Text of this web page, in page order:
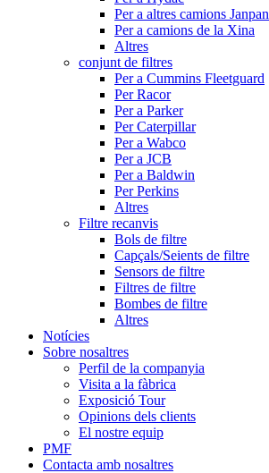
Per a altres camions Janpan
Per a camions de la Xina
Altres
conjunt de filtres
Per a Cummins Fleetguard
Per Racor
Per a Parker
Per Caterpillar
Per a Wabco
Per a JCB
Per a Baldwin
Per Perkins
Altres
Filtre recanvis
Bols de filtre
Capçals/Seients de filtre
Sensors de filtre
Filtres de filtre
Bombes de filtre
Altres
Notícies
Sobre nosaltres
Perfil de la companyia
Visita a la fàbrica
Exposició Tour
Opinions dels clients
El nostre equip
PMF
Contacta amb nosaltres